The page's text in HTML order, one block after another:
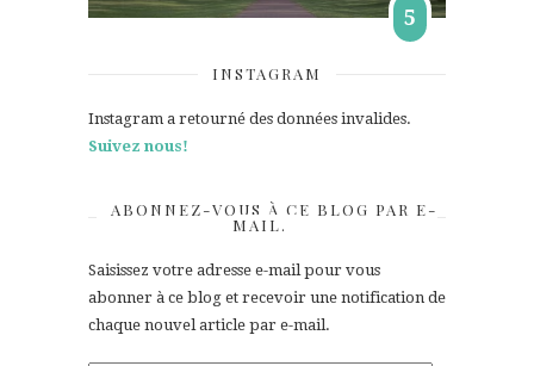
5
INSTAGRAM
Instagram a retourné des données invalides.
Suivez nous!
ABONNEZ-VOUS À CE BLOG PAR E-
MAIL.
Saisissez votre adresse e-mail pour vous
abonner à ce blog et recevoir une notification de
chaque nouvel article par e-mail.